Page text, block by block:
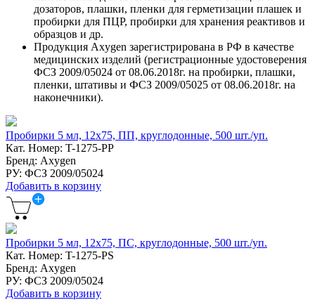
дозаторов, плашки, пленки для герметизации плашек и
пробирки для ПЦР, пробирки для хранения реактивов и
образцов и др.
Продукция Axygen зарегистрирована в РФ в качестве
медицинских изделий (регистрационные удостоверения
ФСЗ 2009/05024 от 08.06.2018г. на пробирки, плашки,
пленки, штативы и ФСЗ 2009/05025 от 08.06.2018г. на
наконечники).
Пробирки 5 мл, 12х75, ПП, круглодонные, 500 шт./уп.
Кат. Номер: T-1275-PP
Бренд: Axygen
РУ: ФСЗ 2009/05024
Добавить в корзину
Пробирки 5 мл, 12х75, ПС, круглодонные, 500 шт./уп.
Кат. Номер: T-1275-PS
Бренд: Axygen
РУ: ФСЗ 2009/05024
Добавить в корзину